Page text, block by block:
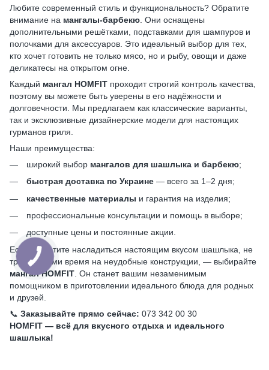
Любите современный стиль и функциональность? Обратите
внимание на мангалы-барбекю . Они оснащены
дополнительными решётками, подставками для шампуров и
полочками для аксессуаров. Это идеальный выбор для тех,
кто хочет готовить не только мясо, но и рыбу, овощи и даже
деликатесы на открытом огне.
Каждый мангал HOMFIT проходит строгий контроль качества,
поэтому вы можете быть уверены в его надёжности и
долговечности. Мы предлагаем как классические варианты,
так и эксклюзивные дизайнерские модели для настоящих
гурманов гриля.
Наши преимущества:
широкий выбор мангалов для шашлыка и барбекю;
быстрая доставка по Украине — всего за 1–2 дня;
качественные материалы и гарантия на изделия;
профессиональные консультации и помощь в выборе;
доступные цены и постоянные акции.
Если вы хотите насладиться настоящим вкусом шашлыка, не
тратя часами время на неудобные конструкции, — выбирайте
мангал HOMFIT . Он станет вашим незаменимым
помощником в приготовлении идеального блюда для родных
и друзей.
📞 Заказывайте прямо сейчас: 073 342 00 30
HOMFIT — всё для вкусного отдыха и идеального
шашлыка!